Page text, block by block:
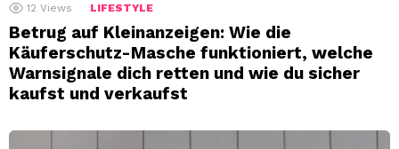
12 Views LIFESTYLE
Betrug auf Kleinanzeigen: Wie die
Käuferschutz-Masche funktioniert, welche
Warnsignale dich retten und wie du sicher
kaufst und verkaufst